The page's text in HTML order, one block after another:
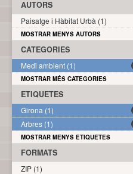
AUTORS
Paisatge i Hàbitat Urbà (1)
MOSTRAR MENYS AUTORS
CATEGORIES
Medi ambient (1)
MOSTRAR MÉS CATEGORIES
ETIQUETES
Girona (1)
Arbres (1)
MOSTRAR MENYS ETIQUETES
FORMATS
ZIP (1)